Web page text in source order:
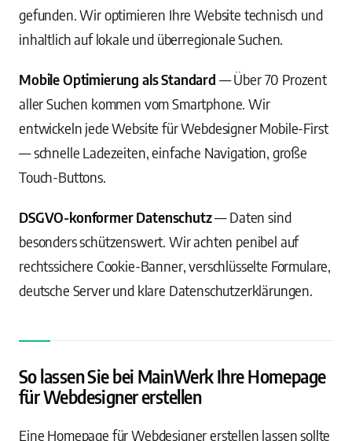
gefunden. Wir optimieren Ihre Website technisch und
inhaltlich auf lokale und überregionale Suchen.
Mobile Optimierung als Standard — Über 70 Prozent
aller Suchen kommen vom Smartphone. Wir
entwickeln jede Website für Webdesigner Mobile-First
— schnelle Ladezeiten, einfache Navigation, große
Touch-Buttons.
DSGVO-konformer Datenschutz— Daten sind
besonders schützenswert. Wir achten penibel auf
rechtssichere Cookie-Banner, verschlüsselte Formulare,
deutsche Server und klare Datenschutzerklärungen.
So lassen Sie bei MainWerk Ihre Homepage
für Webdesigner erstellen
Eine Homepage für Webdesigner erstellen lassen sollte